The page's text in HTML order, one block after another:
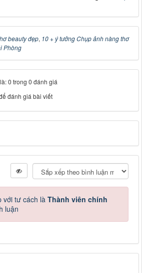
beauty đẹp, 10 + ý tưởng Chụp ảnh nàng thơ
Phòng
0 trong 0 đánh giá
đánh giá bài viết
với tư cách làThành viên chính
luận